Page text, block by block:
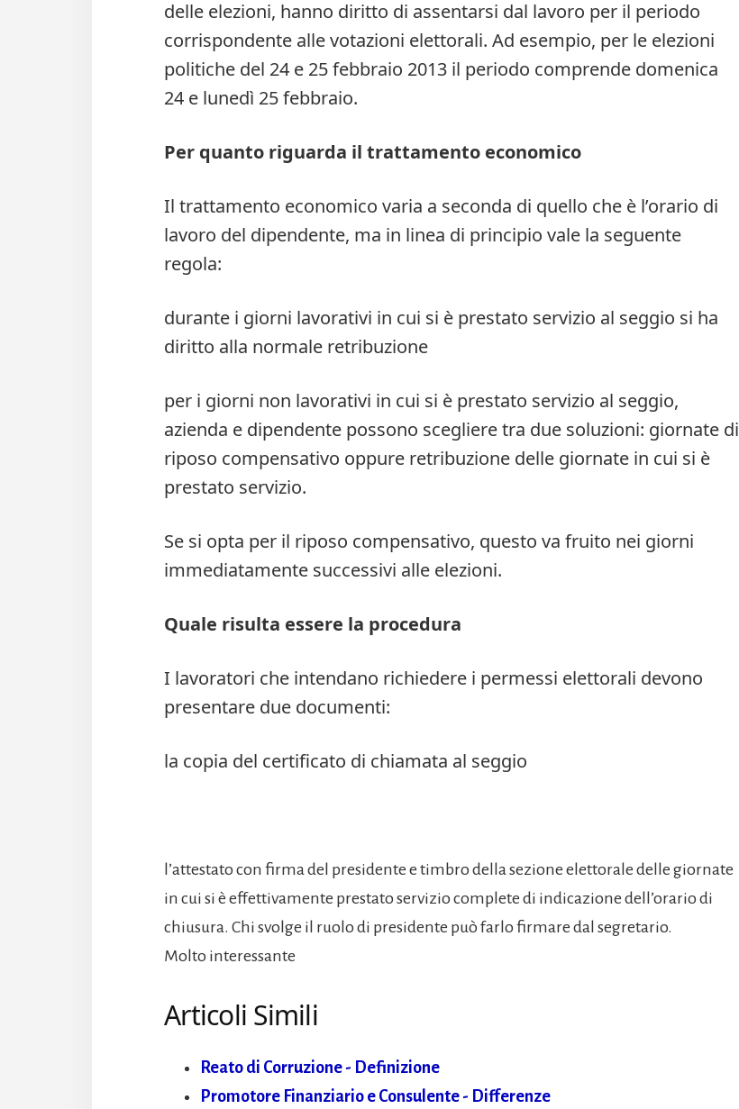
delle elezioni, hanno diritto di assentarsi dal lavoro per il periodo
corrispondente alle votazioni elettorali. Ad esempio, per le elezioni
politiche del 24 e 25 febbraio 2013 il periodo comprende domenica
24 e lunedì 25 febbraio.
Per quanto riguarda il trattamento economico
Il trattamento economico varia a seconda di quello che è l’orario di
lavoro del dipendente, ma in linea di principio vale la seguente
regola:
durante i giorni lavorativi in cui si è prestato servizio al seggio si ha
diritto alla normale retribuzione
per i giorni non lavorativi in cui si è prestato servizio al seggio,
azienda e dipendente possono scegliere tra due soluzioni: giornate di
riposo compensativo oppure retribuzione delle giornate in cui si è
prestato servizio.
Se si opta per il riposo compensativo, questo va fruito nei giorni
immediatamente successivi alle elezioni.
Quale risulta essere la procedura
I lavoratori che intendano richiedere i permessi elettorali devono
presentare due documenti:
la copia del certificato di chiamata al seggio
l’attestato con firma del presidente e timbro della sezione elettorale delle giornate
in cui si è effettivamente prestato servizio complete di indicazione dell’orario di
chiusura. Chi svolge il ruolo di presidente può farlo firmare dal segretario.
Molto interessante
Articoli Simili
Reato di Corruzione - Definizione
Promotore Finanziario e Consulente - Differenze